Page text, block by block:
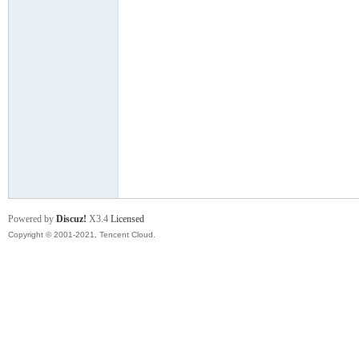
Powered by Discuz! X3.4 Licensed
Copyright © 2001-2021, Tencent Cloud.